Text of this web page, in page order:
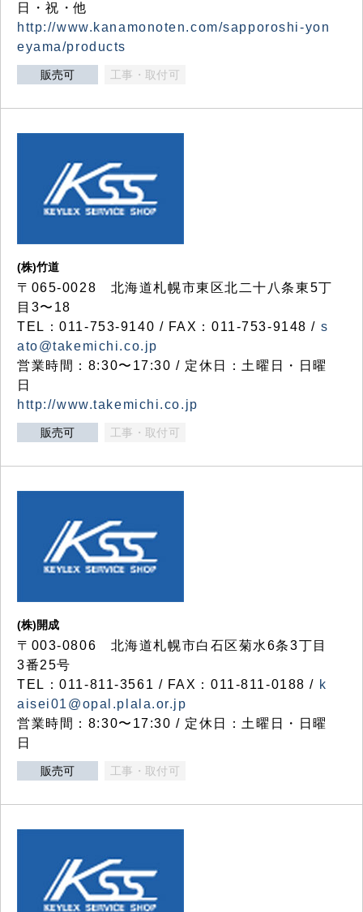
日・祝・他
http://www.kanamonoten.com/sapporoshi-yon
eyama/products
販売可 工事・取付可
(株)竹道
〒065-0028 北海道札幌市東区北二十八条東5丁
目3〜18
TEL：011-753-9140 / FAX：011-753-9148 / s
ato@takemichi.co.jp
営業時間：8:30〜17:30 / 定休日：土曜日・日曜
日
http://www.takemichi.co.jp
販売可 工事・取付可
(株)開成
〒003-0806 北海道札幌市白石区菊水6条3丁目
3番25号
TEL：011-811-3561 / FAX：011-811-0188 / k
aisei01@opal.plala.or.jp
営業時間：8:30〜17:30 / 定休日：土曜日・日曜
日
販売可 工事・取付可